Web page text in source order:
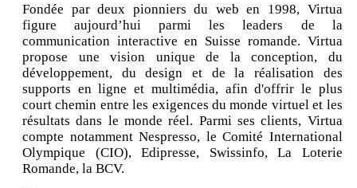
Fondée par deux pionniers du web en 1998, Virtua
figure aujourd’hui parmi les leaders de la
communication interactive en Suisse romande. Virtua
propose une vision unique de la conception, du
développement, du design et de la réalisation des
supports en ligne et multimédia, afin d'offrir le plus
court chemin entre les exigences du monde virtuel et les
résultats dans le monde réel. Parmi ses clients, Virtua
compte notamment Nespresso, le Comité International
Olympique (CIO), Edipresse, Swissinfo, La Loterie
Romande, la BCV.